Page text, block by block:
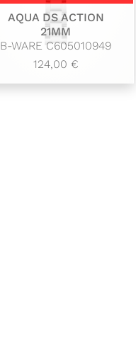
AQUA DS ACTION
21MM
B-WARE C605010949
124,00 €